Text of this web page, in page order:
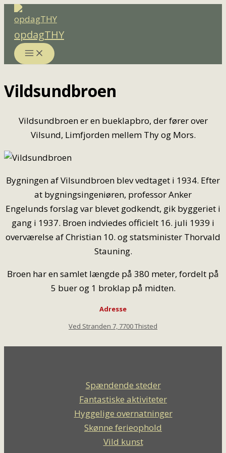
Gå
indholdet
opdagTHY
Vildsundbroen
Vildsundbroen er en bueklapbro, der fører over
Vilsund, Limfjorden mellem Thy og Mors.
Bygningen af Vilsundbroen blev vedtaget i 1934. Efter
at bygningsingeniøren, professor Anker
Engelunds forslag var blevet godkendt, gik byggeriet i
gang i 1937. Broen indviedes officielt 16. juli 1939 i
overværelse af Christian 10. og statsminister Thorvald
Stauning.
Broen har en samlet længde på 380 meter, fordelt på
5 buer og 1 broklap på midten.
Adresse
Ved Stranden 7, 7700 Thisted
Spændende steder
Fantastiske aktiviteter
Hyggelige overnatninger
Skønne ferieophold
Vild kunst